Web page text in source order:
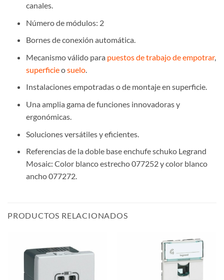
canales.
Número de módulos: 2
Bornes de conexión automática.
Mecanismo válido para puestos de trabajo de empotrar,
superficieosuelo.
Instalaciones empotradas o de montaje en superficie.
Una amplia gama de funciones innovadoras y
ergonómicas.
Soluciones versátiles y eficientes.
Referencias de la doble base enchufe schuko Legrand
Mosaic: Color blanco estrecho 077252 y color blanco
ancho 077272.
PRODUCTOS RELACIONADOS